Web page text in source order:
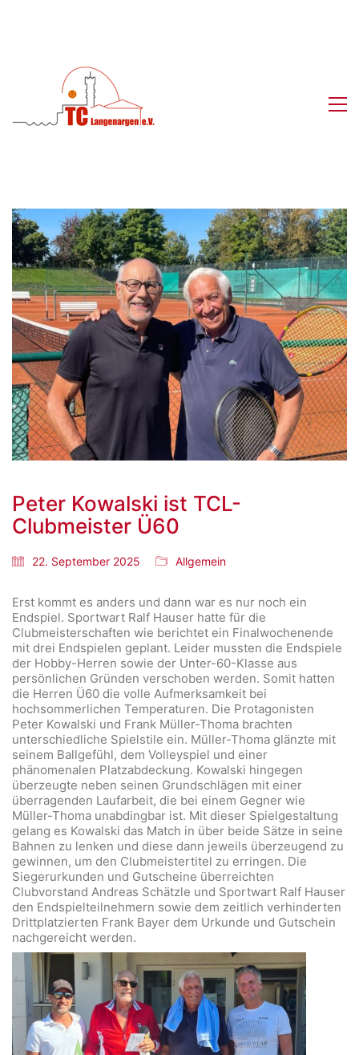
Peter Kowalski ist TCL-
Clubmeister Ü60
22. September 2025 Allgemein
Erst kommt es anders und dann war es nur noch ein
Endspiel. Sportwart Ralf Hauser hatte für die
Clubmeisterschaften wie berichtet ein Finalwochenende
mit drei Endspielen geplant. Leider mussten die Endspiele
der Hobby-Herren sowie der Unter-60-Klasse aus
persönlichen Gründen verschoben werden. Somit hatten
die Herren Ü60 die volle Aufmerksamkeit bei
hochsommerlichen Temperaturen. Die Protagonisten
Peter Kowalski und Frank Müller-Thoma brachten
unterschiedliche Spielstile ein. Müller-Thoma glänzte mit
seinem Ballgefühl, dem Volleyspiel und einer
phänomenalen Platzabdeckung. Kowalski hingegen
überzeugte neben seinen Grundschlägen mit einer
überragenden Laufarbeit, die bei einem Gegner wie
Müller-Thoma unabdingbar ist. Mit dieser Spielgestaltung
gelang es Kowalski das Match in über beide Sätze in seine
Bahnen zu lenken und diese dann jeweils überzeugend zu
gewinnen, um den Clubmeistertitel zu erringen. Die
Siegerurkunden und Gutscheine überreichten
Clubvorstand Andreas Schätzle und Sportwart Ralf Hauser
den Endspielteilnehmern sowie dem zeitlich verhinderten
Drittplatzierten Frank Bayer dem Urkunde und Gutschein
nachgereicht werden.